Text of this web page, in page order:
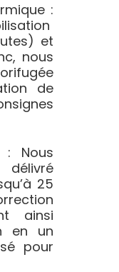
:
et
nous
de
: Nous
25
ainsi
en un
pour